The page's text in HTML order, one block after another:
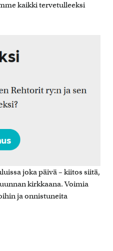
kaikki tervetulleeksi
joka päivä – kiitos siitä,
kirkkaana. Voimia
ja onnistuneita